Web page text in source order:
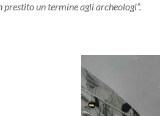
un termine agli archeologi”.